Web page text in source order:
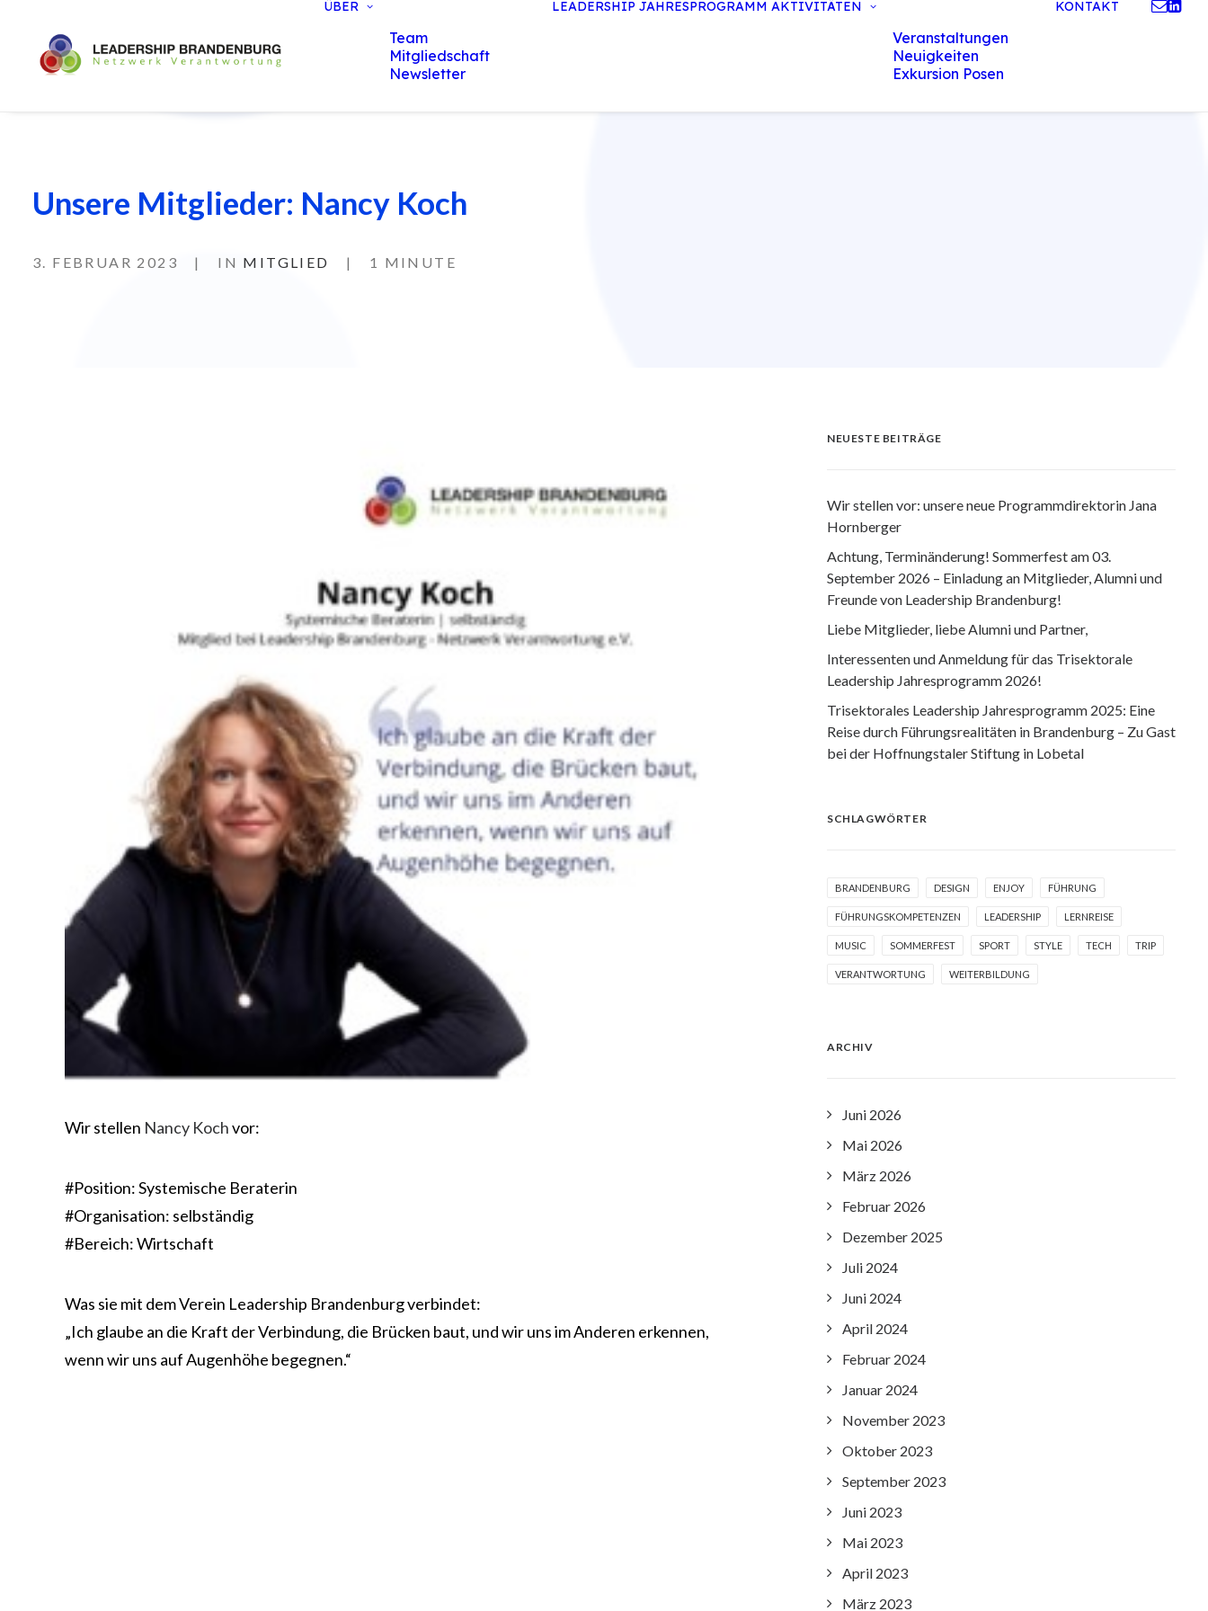
ÜBER
Team
Mitgliedschaft
Newsletter
LEADERSHIP JAHRESPROGRAMM AKTIVITÄTEN
Veranstaltungen
Neuigkeiten
Exkursion Posen
KONTAKT
Unsere Mitglieder: Nancy Koch
3. FEBRUAR 2023 | IN MITGLIED | 1 MINUTE
Wir stellen Nancy Kochvor:
#Position: Systemische Beraterin
#Organisation: selbständig
#Bereich: Wirtschaft
Was sie mit dem Verein Leadership Brandenburg verbindet:
„Ich glaube an die Kraft der Verbindung, die Brücken baut, und wir uns im Anderen erkennen,
wenn wir uns auf Augenhöhe begegnen.“
NEUESTE BEITRÄGE
Wir stellen vor: unsere neue Programmdirektorin Jana
Hornberger
Achtung, Terminänderung! Sommerfest am 03.
September 2026 – Einladung an Mitglieder, Alumni und
Freunde von Leadership Brandenburg!
Liebe Mitglieder, liebe Alumni und Partner,
Interessenten und Anmeldung für das Trisektorale
Leadership Jahresprogramm 2026!
Trisektorales Leadership Jahresprogramm 2025: Eine
Reise durch Führungsrealitäten in Brandenburg – Zu Gast
bei der Hoffnungstaler Stiftung in Lobetal
SCHLAGWÖRTER
BRANDENBURG DESIGN ENJOY FÜHRUNG
FÜHRUNGSKOMPETENZEN LEADERSHIP LERNREISE
MUSIC SOMMERFEST SPORT STYLE TECH TRIP
VERANTWORTUNG WEITERBILDUNG
ARCHIV
Juni 2026
Mai 2026
März 2026
Februar 2026
Dezember 2025
Juli 2024
Juni 2024
April 2024
Februar 2024
Januar 2024
November 2023
Oktober 2023
September 2023
Juni 2023
Mai 2023
April 2023
März 2023